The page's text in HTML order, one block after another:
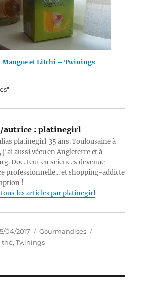
Mangue et Litchi – Twinings
autrice : platinegirl
platinegirl. 35 ans. Toulousaine à
aussi vécu en Angleterre et à
Doccteur en sciences devenue
professionnelle... et shopping-addicte
!
les articles par platinegirl
04/2017 Catégories
Gourmandises
,thé,Twinings